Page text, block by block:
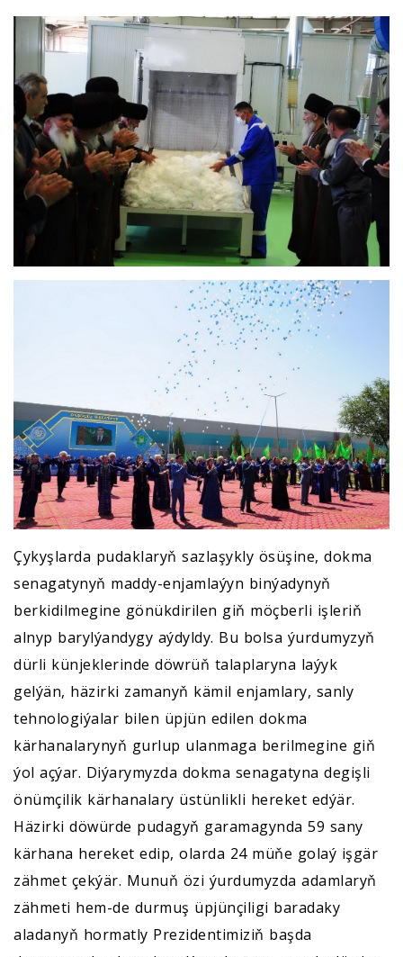
Çykyşlarda pudaklaryň sazlaşykly ösüşine, dokma
senagatynyň maddy-enjamlaýyn binýadynyň
berkidilmegine gönükdirilen giň möçberli işleriň
alnyp barylýandygy aýdyldy. Bu bolsa ýurdumyzyň
dürli künjeklerinde döwrüň talaplaryna laýyk
gelýän, häzirki zamanyň kämil enjamlary, sanly
tehnologiýalar bilen üpjün edilen dokma
kärhanalarynyň gurlup ulanmaga berilmegine giň
ýol açýar. Diýarymyzda dokma senagatyna degişli
önümçilik kärhanalary üstünlikli hereket edýär.
Häzirki döwürde pudagyň garamagynda 59 sany
kärhana hereket edip, olarda 24 müňe golaý işgär
zähmet çekýär. Munuň özi ýurdumyzda adamlaryň
zähmeti hem-de durmuş üpjünçiligi baradaky
aladanyň hormatly Prezidentimiziň başda